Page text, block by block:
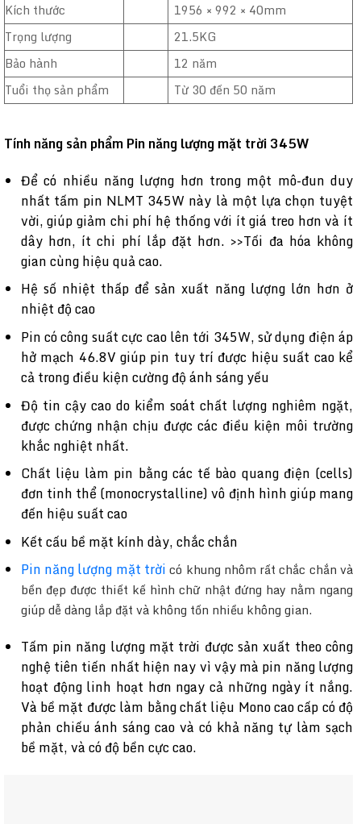
Kích thước
1956 × 992 × 40mm
Trọng lượng
21.5KG
Bảo hành
12 năm
Tuổi thọ sản phẩm
Từ 30 đến 50 năm
Tính năng sản phẩm Pin năng lượng mặt trời 345W
Để có nhiều năng lượng hơn trong một mô-đun duy
nhất tấm pin NLMT 345W này là một lựa chọn tuyệt
vời, giúp giảm chi phí hệ thống với ít giá treo hơn và ít
dây hơn, ít chi phí lắp đặt hơn. >>Tối đa hóa không
gian cùng hiệu quả cao.
Hệ số nhiệt thấp để sản xuất năng lượng lớn hơn ở
nhiệt độ cao
Pin có công suất cực cao lên tới 345W, sử dụng điện áp
hở mạch 46.8V giúp pin tuy trí được hiệu suất cao kể
cả trong điều kiện cường độ ánh sáng yếu
Độ tin cậy cao do kiểm soát chất lượng nghiêm ngặt,
được chứng nhận chịu được các điều kiện môi trường
khắc nghiệt nhất.
Chất liệu làm pin bằng các tế bào quang điện (cells)
đơn tinh thể (monocrystalline) vô định hình giúp mang
đến hiệu suất cao
Kết cấu bề mặt kính dày, chắc chắn
Pin năng lượng mặt trời có khung nhôm rất chắc chắn và
bền đẹp được thiết kế hình chữ nhật đứng hay nằm ngang
giúp dễ dàng lắp đặt và không tốn nhiều không gian.
Tấm pin năng lượng mặt trời được sản xuất theo công
nghệ tiên tiến nhất hiện nay vì vậy mà pin năng lượng
hoạt động linh hoạt hơn ngay cả những ngày ít nắng.
Và bề mặt được làm bằng chất liệu Mono cao cấp có độ
phản chiếu ánh sáng cao và có khả năng tự làm sạch
bề mặt, và có độ bền cực cao.